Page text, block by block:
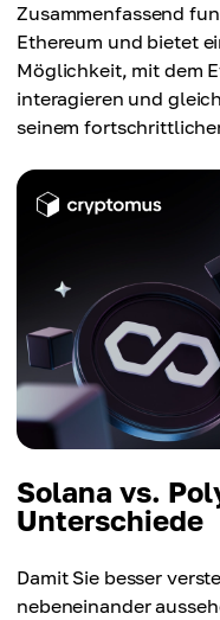
Zusammenfassend
Ethereum und bietet
Möglichkeit, mit dem
interagieren und
seinem
Solana vs.
Unterschiede
Damit Sie besser
nebeneinander